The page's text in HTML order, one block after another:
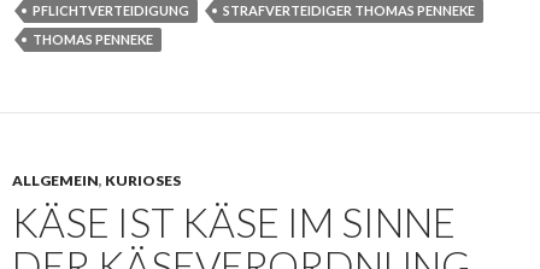
PFLICHTVERTEIDIGUNG
STRAFVERTEIDIGER THOMAS PENNEKE
THOMAS PENNEKE
ALLGEMEIN, KURIOSES
KÄSE IST KÄSE IM SINNE